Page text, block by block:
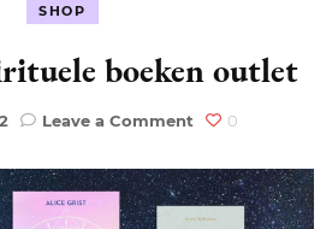
SHOP
boeken outlet
Leave a Commenton
spirituele
boeken
outlet
0